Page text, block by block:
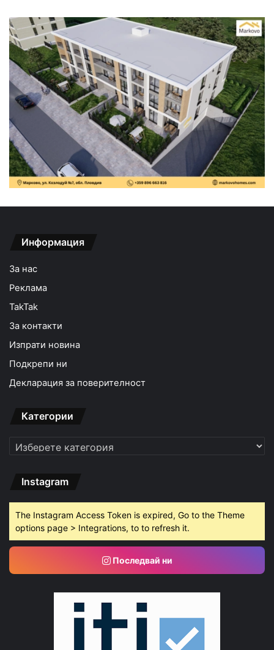
Информация
За нас
Реклама
TakTak
За контакти
Изпрати новина
Подкрепи ни
Декларация за поверителност
Категории
Категории
Instagram
The Instagram Access Token is expired, Go to the Theme
options page > Integrations, to to refresh it.
Последвай ни